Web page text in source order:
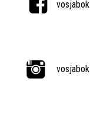
vosjabok
vosjabok